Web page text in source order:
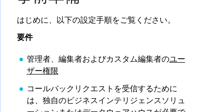
はじめに、以下の設定手順をご覧ください。
要件
管理者、編集者およびカスタム編集者のユー
ザー権限
コールバックリクエストを受信するために
は、独自のビジネスインテリジェンスソリュ